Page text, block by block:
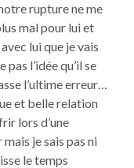
rupture ne me
mal pour lui et
avec lui que je vais
l’idée qu’il se
l’ultime erreur…
et belle relation
lors d’une
je sais pas ni
le temps